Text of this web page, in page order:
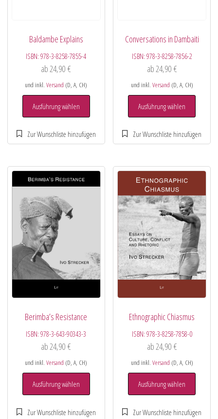
Baldambe Explains
ISBN:978-3-8258-7855-4
ab 24,90€
und inkl.Versand (D, A, CH)
Ausführung wählen
Conversations in Dambaiti
ISBN: 978-3-8258-7856-2
ab 24,90 €
und inkl. Versand (D, A, CH)
Ausführung wählen
Berimba’s Resistance
ISBN:978-3-643-90343-3
ab24,90€
und inkl.Versand (D, A, CH)
Ausführung wählen
Ethnographic Chiasmus
ISBN: 978-3-8258-7858-0
ab24,90 €
und inkl. Versand (D, A, CH)
Ausführung wählen